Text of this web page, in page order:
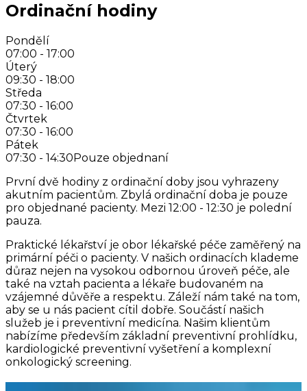
Ordinační hodiny
Pondělí
07:00 - 17:00
Úterý
09:30 - 18:00
Středa
07:30 - 16:00
Čtvrtek
07:30 - 16:00
Pátek
07:30 - 14:30 Pouze objednaní
První dvě hodiny z ordinační doby jsou vyhrazeny
akutním pacientům. Zbylá ordinační doba je pouze
pro objednané pacienty. Mezi 12:00 - 12:30 je polední
pauza.
Praktické lékařství je obor lékařské péče zaměřený na
primární péči o pacienty. V našich ordinacích klademe
důraz nejen na vysokou odbornou úroveň péče, ale
také na vztah pacienta a lékaře budovaném na
vzájemné důvěře a respektu. Záleží nám také na tom,
aby se u nás pacient cítil dobře. Součástí našich
služeb je i preventivní medicína. Našim klientům
nabízíme především základní preventivní prohlídku,
kardiologické preventivní vyšetření a komplexní
onkologický screening.